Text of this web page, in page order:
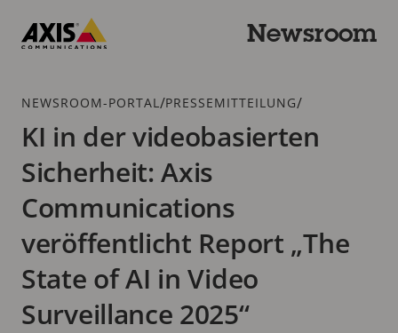
Hauptinhalt
springen
Newsroom
Breadcrumb
NEWSROOM-PORTAL /PRESSEMITTEILUNG/
KI in der videobasierten
Sicherheit: Axis
Communications
veröffentlicht Report „The
State of AI in Video
Surveillance 2025“